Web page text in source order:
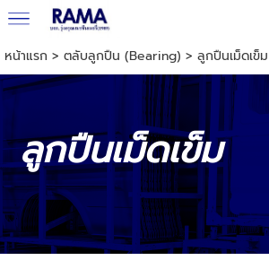
หน้าแรก > ตลับลูกปืน (Bearing) > ลูกปืนเม็ดเข็ม
ลูกปืนเม็ดเข็ม